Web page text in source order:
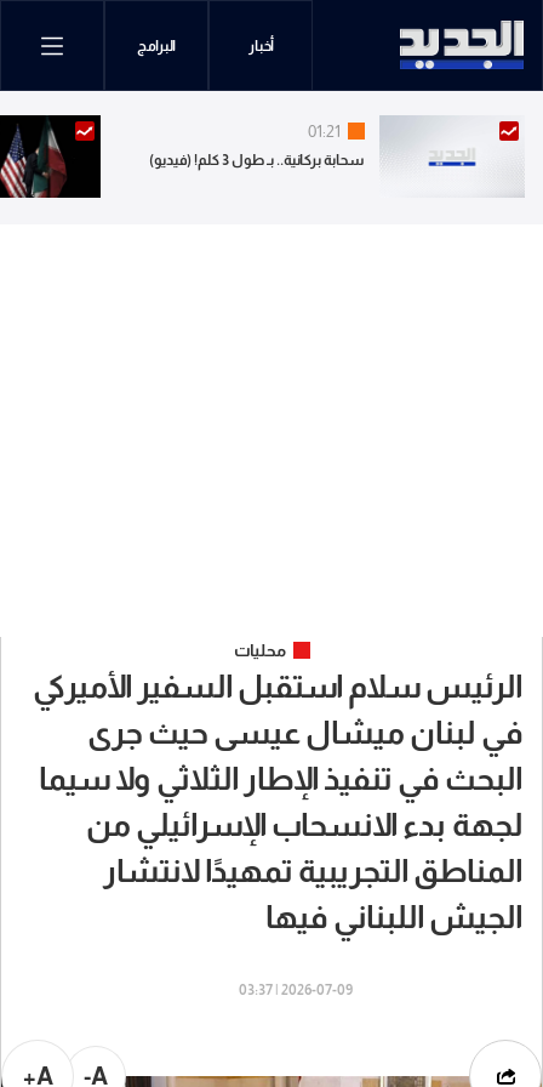
أخبار البرامج
01:21
سحابة بركانية.. بـ طول 3 كلم! (فيديو)
محليات
الرئيس سلام استقبل السفير الأميركي
في لبنان ميشال عيسى حيث جرى
البحث في تنفيذ الإطار الثلاثي ولا سيما
لجهة بدء الانسحاب الإسرائيلي من
المناطق التجريبية تمهيدًا لانتشار
الجيش اللبناني فيها
2026-07-09 | 03:37
A-
A+